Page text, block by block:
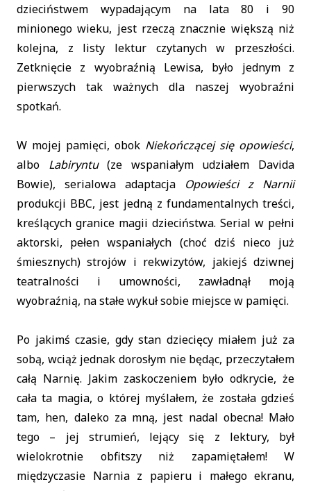
dzieciństwem wypadającym na lata 80 i 90
minionego wieku, jest rzeczą znacznie większą niż
kolejna, z listy lektur czytanych w przeszłości.
Zetknięcie z wyobraźnią Lewisa, było jednym z
pierwszych tak ważnych dla naszej wyobraźni
spotkań.
W mojej pamięci, obok Niekończącej się opowieści,
albo Labiryntu(ze wspaniałym udziałem Davida
Bowie), serialowa adaptacja Opowieści z Narnii
produkcji BBC, jest jedną z fundamentalnych treści,
kreślących granice magii dzieciństwa. Serial w pełni
aktorski, pełen wspaniałych (choć dziś nieco już
śmiesznych) strojów i rekwizytów, jakiejś dziwnej
teatralności i umowności, zawładnął moją
wyobraźnią, na stałe wykuł sobie miejsce w pamięci.
Po jakimś czasie, gdy stan dziecięcy miałem już za
sobą, wciąż jednak dorosłym nie będąc, przeczytałem
całą Narnię. Jakim zaskoczeniem było odkrycie, że
cała ta magia, o której myślałem, że została gdzieś
tam, hen, daleko za mną, jest nadal obecna! Mało
tego – jej strumień, lejący się z lektury, był
wielokrotnie obfitszy niż zapamiętałem! W
międzyczasie Narnia z papieru i małego ekranu,